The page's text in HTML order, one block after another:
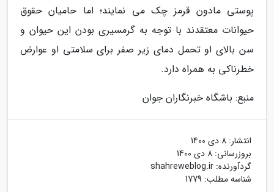
پوستی مادون قرمز چک می نمایند؛ اما حامیان حقوق
حیوانات معتقدند با توجه به گرمسیری بودن این حیوان و
سن بالای او تحمل دمای زیر صفر برای سلامتی او عوارض
خطرناکی به همراه دارد.
منبع: باشگاه خبرنگاران جوان
انتشار: 8 دی 1400
بروزرسانی: 8 دی 1400
گردآورنده: shahreweblog.ir
شناسه مطلب: 1779